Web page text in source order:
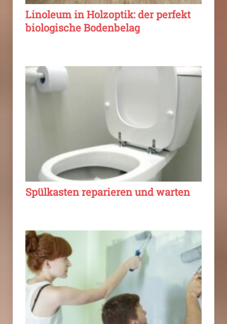
Linoleum in Holzoptik: der perfekt
biologische Bodenbelag
Spülkasten reparieren und warten